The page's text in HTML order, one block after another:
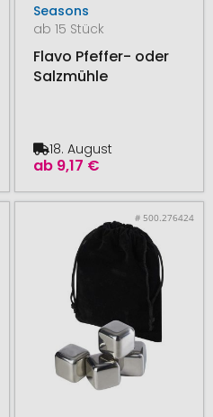
Seasons
ab 15 Stück
Flavo Pfeffer- oder
Salzmühle
ab 9,17 €
18. August
# 500.276424